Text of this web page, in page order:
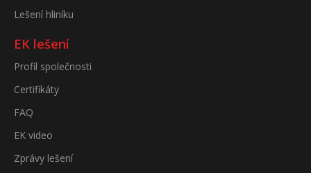
Lešení hliníku
EK lešení
Profil společnosti
Certifikáty
FAQ
EK video
Zprávy lešení